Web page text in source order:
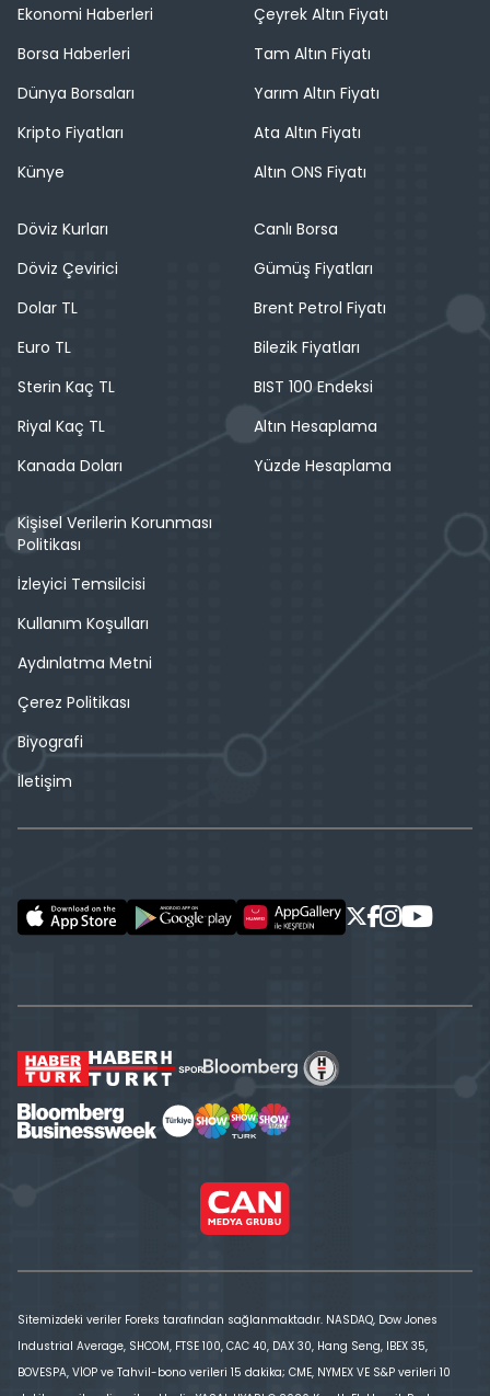
Ekonomi Haberleri
Borsa Haberleri
Dünya Borsaları
Kripto Fiyatları
Künye
Çeyrek Altın Fiyatı
Tam Altın Fiyatı
Yarım Altın Fiyatı
Ata Altın Fiyatı
Altın ONS Fiyatı
Döviz Kurları
Döviz Çevirici
Dolar TL
Euro TL
Sterin Kaç TL
Riyal Kaç TL
Kanada Doları
Canlı Borsa
Gümüş Fiyatları
Brent Petrol Fiyatı
Bilezik Fiyatları
BIST 100 Endeksi
Altın Hesaplama
Yüzde Hesaplama
Kişisel Verilerin Korunması
Politikası
İzleyici Temsilcisi
Kullanım Koşulları
Aydınlatma Metni
Çerez Politikası
Biyografi
İletişim
Sitemizdeki veriler Foreks tarafından sağlanmaktadır. NASDAQ, Dow Jones
Industrial Average, SHCOM, FTSE 100, CAC 40, DAX 30, Hang Seng, IBEX 35,
BOVESPA, VİOP ve Tahvil-bono verileri 15 dakika; CME, NYMEX VE S&P verileri 10